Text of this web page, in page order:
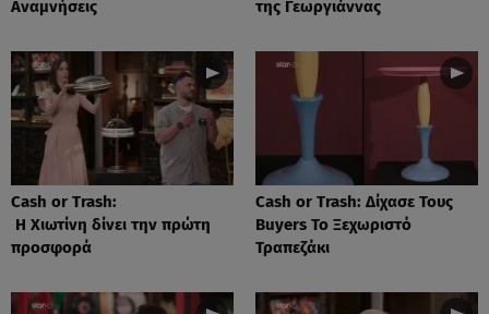
Αναμνήσεις
της Γεωργιάννας
Cash or Trash:
Η Χιωτίνη δίνει την πρώτη
προσφορά
Cash or Trash: Δίχασε Τους
Buyers Το Ξεχωριστό
Τραπεζάκι